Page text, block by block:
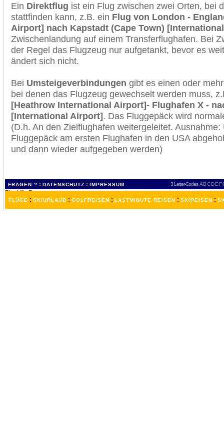
Ein Direktflug ist ein Flug zwischen zwei Orten, bei
stattfinden kann, z.B. ein Flug von London -
Airport] nach Kapstadt (Cape Town)
Zwischenlandung auf einem Transferflughafen. Bei
der Regel das Flugzeug nur aufgetankt, bevor es
ändert sich nicht.
Bei Umsteigeverbindungen gibt es einen oder
bei denen das Flugzeug gewechselt werden muss,
[Heathrow International Airport]- Flughafen X -
[International Airport]. Das Fluggepäck wird
(D.h. An den Zielflughafen weitergeleitet.
Fluggepäck am ersten Flughafen in den USA
und dann wieder aufgegeben werden)
FRAGEN ? : DATENSCHUTZ : IMPRESSUM 3 Letter-Codes ABCDEF
FLÜGE : SKIURLAUB : GOLFREISEN : LASTMINUTE REISEN : SKIREISEN :